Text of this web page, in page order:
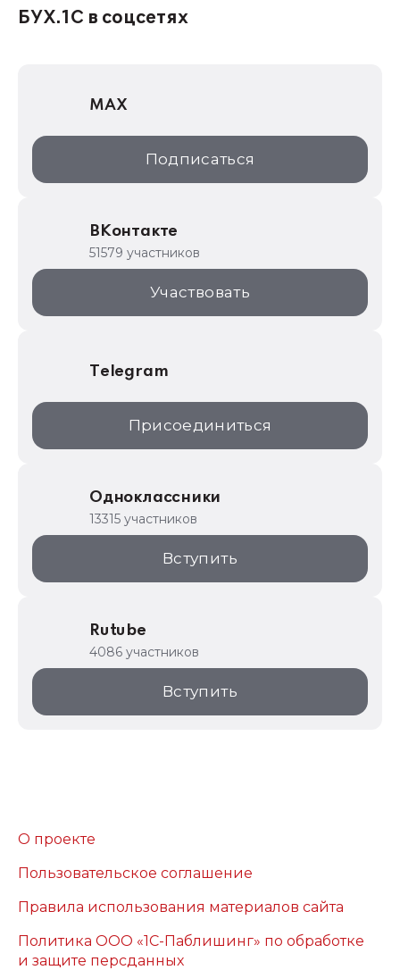
1С:Консалтинг
1С:Дистрибьюция
1С:Образование
ИТС.1C.ru
1С для торговли
1С:Торговая площадка
БУХ.1С в соцсетях
MAX
Подписаться
ВКонтакте
51579 участников
Участвовать
Telegram
Присоединиться
Одноклассники
13315 участников
Вступить
Rutube
4086 участников
Вступить
О проекте
Пользовательское соглашение
Правила использования материалов сайта
Политика ООО «1С-Паблишинг» по обработке
и защите персданных